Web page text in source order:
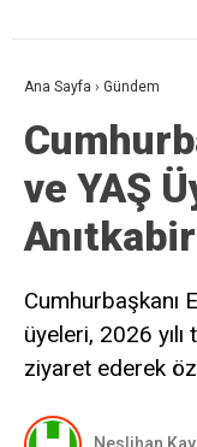
Ana Sayfa › Gündem
ve YAŞ
Cumhurbaşkanı
üyeleri, 2026 yılı
ziyaret ederek